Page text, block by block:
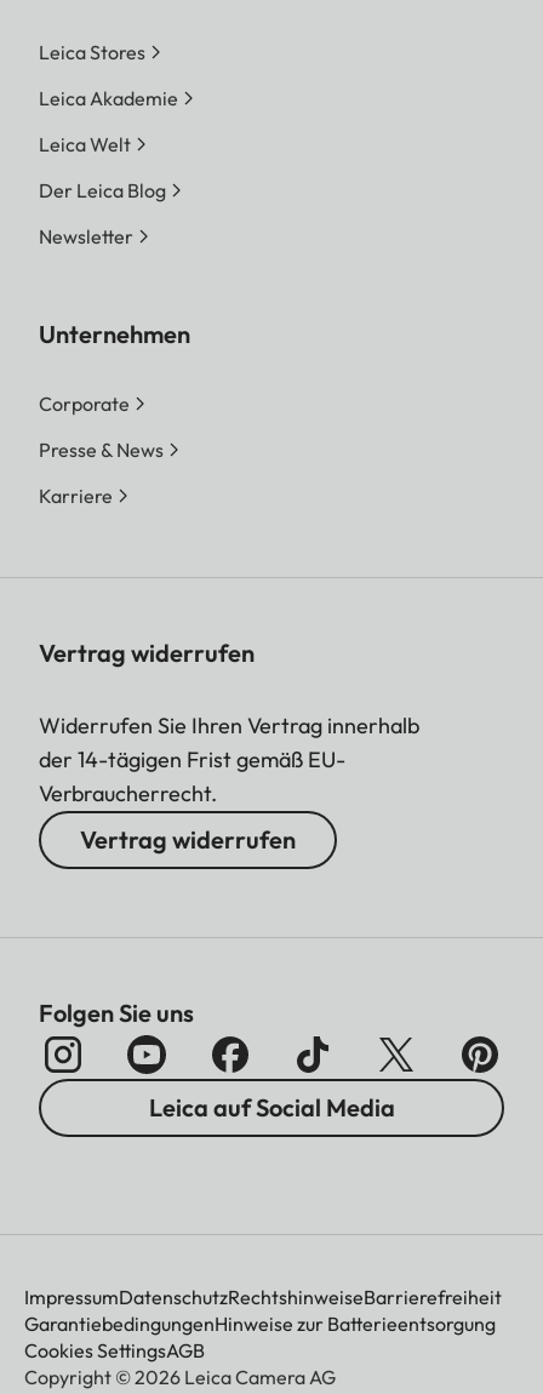
Leica Stores
Leica Akademie
Leica Welt
Der Leica Blog
Newsletter
Unternehmen
Corporate
Presse & News
Karriere
Vertrag widerrufen
Widerrufen Sie Ihren Vertrag innerhalb
der 14-tägigen Frist gemäß EU-
Verbraucherrecht.
Vertrag widerrufen
Folgen Sie uns
Leica auf Social Media
ImpressumDatenschutzRechtshinweiseBarrierefreiheit
GarantiebedingungenHinweise zur Batterieentsorgung
Cookies SettingsAGB
Copyright © 2026 Leica Camera AG